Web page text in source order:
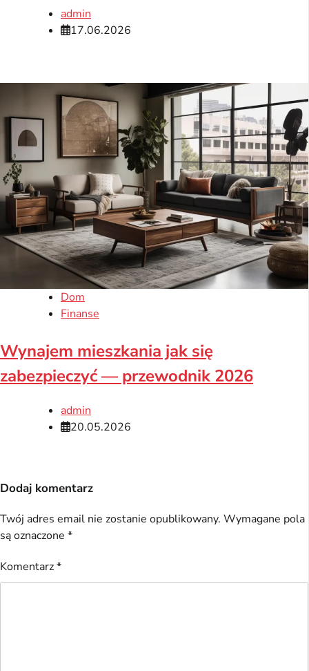
admin
17.06.2026
Dom
Finanse
Wynajem mieszkania jak się
zabezpieczyć — przewodnik 2026
admin
20.05.2026
Dodaj komentarz
Twój adres email nie zostanie opublikowany. Wymagane pola
są oznaczone *
Komentarz*